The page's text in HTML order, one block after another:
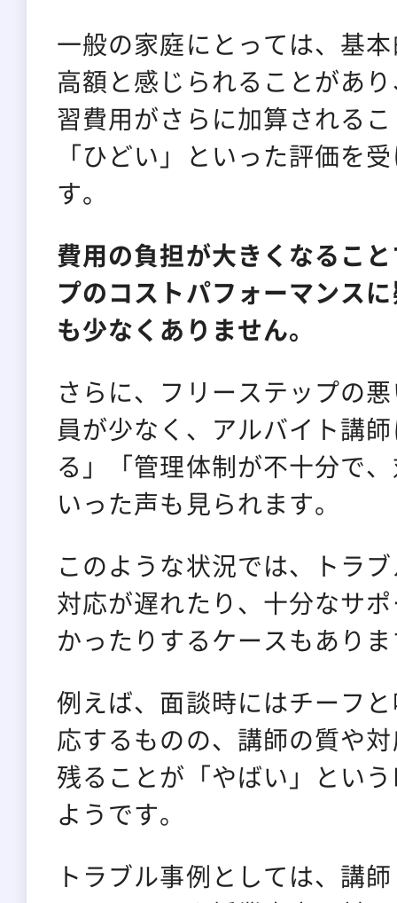
一般の家庭にとっては、基
高額と感じられることがあ
習費用がさらに加算される
「ひどい」といった評価を
す。
費用の負担が大きくなるこ
プのコストパフォーマンス
も少なくありません。
さらに、フリーステップの
員が少なく、アルバイト講
る」「管理体制が不十分で
いった声も見られます。
このような状況では、トラ
対応が遅れたり、十分なサ
かったりするケースもあり
例えば、面談時にはチーフ
応するものの、講師の質や
残ることが「やばい」とい
ようです。
トラブル事例としては、講